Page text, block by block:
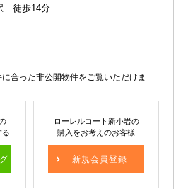
徒歩14分
合った非公開物件をご覧いただけま
る
ローレルコート新小岩の
購入をお考えのお客様
新規会員登録